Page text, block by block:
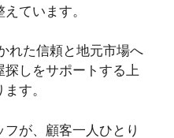
ています。
れた信頼と地元市場へ
しをサポートする上
す。
が、顧客一人ひとり